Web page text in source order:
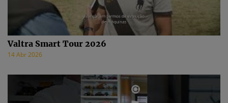
Valtra Smart Tour 2026
14 Abr 2026